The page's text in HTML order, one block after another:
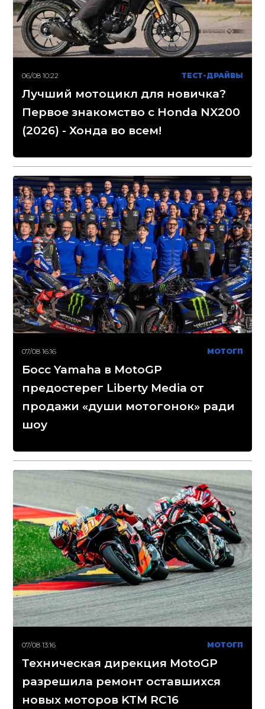
06/08 10:22 ТЕСТ-ДРАЙВЫ
Лучший мотоцикл для новичка?
Первое знакомство с Honda NX200
(2026) - Хонда во всем!
07/08 16:16 МОТОГП
Босс Yamaha в MotoGP
предостерег Liberty Media от
продажи «души мотогонок» ради
шоу
07/08 13:16 МОТОГП
Техническая дирекция MotoGP
разрешила ремонт оставшихся
новых моторов KTM RC16